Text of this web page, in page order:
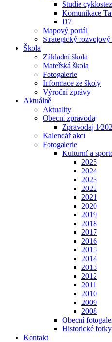
Studie
Komunikace
D7
Mapový portál
Strategický rozvojový
Škola
Základní škola
Mateřská škola
Fotogalerie
Informace ze školy
Výroční zprávy
Aktuálně
Aktuality
Obecní zpravodaj
Zpravodaj
Kalendář akcí
Fotogalerie
Kulturní a
2025
2024
2023
2022
2021
2020
2019
2018
2017
2016
2015
2014
2013
2012
2011
2010
2009
2008
Obecní
Historické
Kontakt